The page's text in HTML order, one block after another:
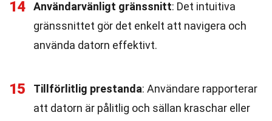
14 Användarvänligt gränssnitt: Det intuitiva
gränssnittet gör det enkelt att navigera och
använda datorn effektivt.
15 Tillförlitlig prestanda: Användare rapporterar
att datorn är pålitlig och sällan kraschar eller